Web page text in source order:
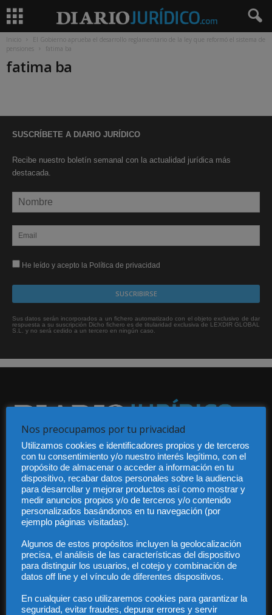
Inicio
El Gobierno aprueba el desarrollo reglamentario de la ley que reformó el sistema de
pensiones
fatima ba
fatima ba
SUSCRÍBETE A DIARIO JURÍDICO
Recibe nuestro boletín semanal con la actualidad jurídica más
destacada.
He leído y acepto la Política de privacidad
Sus datos serán incorporados a un fichero automatizado con el objeto exclusivo de dar
respuesta a su suscripción Dicho fichero es de titularidad exclusiva de LEXDIR GLOBAL
S.L. y no será cedido a un tercero en ningún caso.
Audiencia y Publicidad
Quiénes somos
Legal
Privacidad
Contacto
Guía Colaboradores
Contáctanos:info@diariojuridico.com
Nos preocupamos por tu privacidad
Utilizamos cookies e identificadores propios y de terceros
con tu consentimiento y/o nuestro interés legítimo, con el
propósito de almacenar o acceder a información en tu
dispositivo, recabar datos personales sobre la audiencia
para desarrollar y mejorar productos así como mostrar y
medir anuncios propios y/o de terceros y/o contenido
personalizados basándonos en tu navegación (por
ejemplo páginas visitadas).
Algunos de estos propósitos incluyen la geolocalización
precisa, el análisis de las características del dispositivo
para distinguir los usuarios, el cotejo y combinación de
datos off line y el vínculo de diferentes dispositivos.
En cualquier caso utilizaremos cookies para garantizar la
seguridad, evitar fraudes, depurar errores y servir